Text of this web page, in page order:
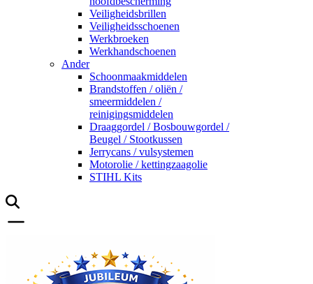
Veiligheidsbrillen
Veiligheidsschoenen
Werkbroeken
Werkhandschoenen
Ander
Schoonmaakmiddelen
Brandstoffen / oliën /
smeermiddelen /
reinigingsmiddelen
Draaggordel / Bosbouwgordel /
Beugel / Stootkussen
Jerrycans / vulsystemen
Motorolie / kettingzaagolie
STIHL Kits